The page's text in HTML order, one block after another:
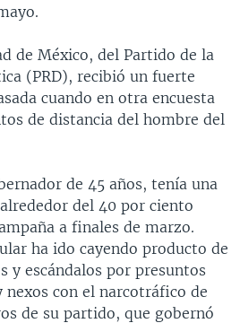
de México, del Partido de la
(PRD), recibió un fuerte
cuando en otra encuesta
de distancia del hombre del
de 45 años, tenía una
del 40 por ciento
a finales de marzo.
ha ido cayendo producto de
y escándalos por presuntos
nexos con el narcotráfico de
de su partido, que gobernó